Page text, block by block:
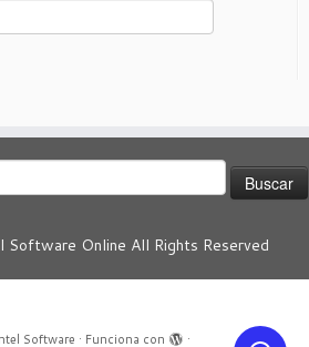
Online All Rights Reserved
Software · Funciona con ·